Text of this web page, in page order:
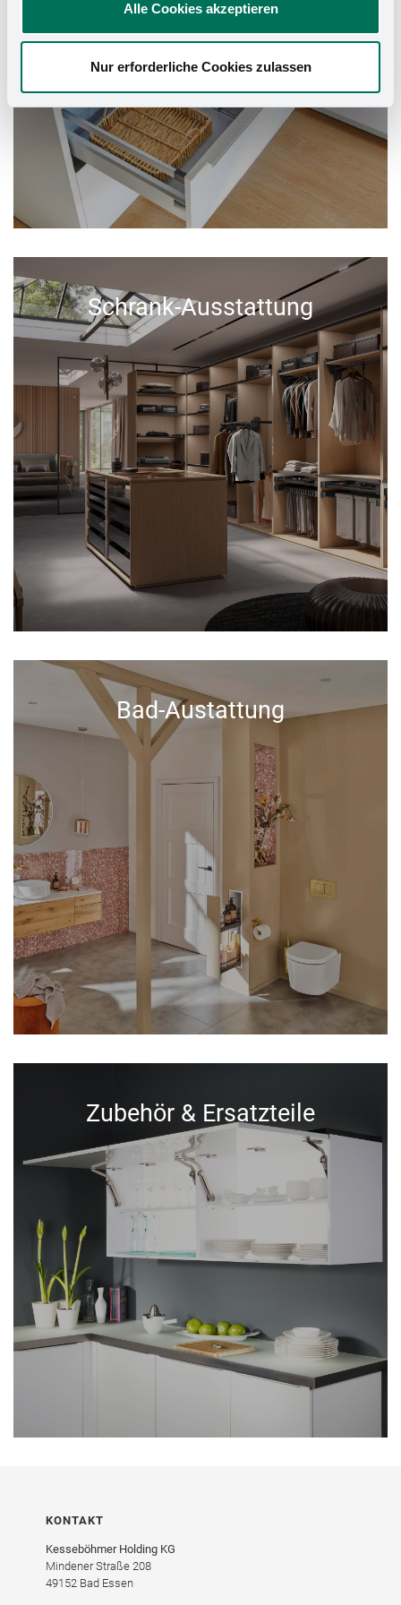
Alle Cookies akzeptieren
Nur erforderliche Cookies zulassen
Schrank-Ausstattung
Bad-Austattung
Zubehör & Ersatzteile
KONTAKT
Kesseböhmer Holding KG
Mindener Straße 208
49152 Bad Essen